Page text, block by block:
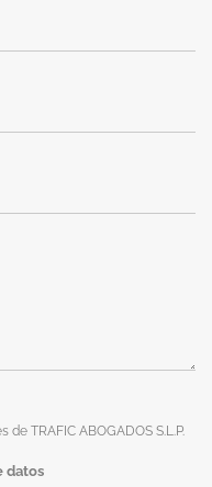
TRAFIC ABOGADOS S.L.P.
datos